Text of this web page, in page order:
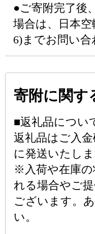
●ご寄附完了後
場合は、日本空
6)までお問い合
寄附に関す
■返礼品につい
返礼品はご入
に発送いたしま
※入荷や在庫の
れる場合やご
ございます。
い。